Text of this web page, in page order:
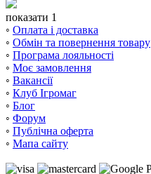
показати 1
◦ Оплата і доставка
◦ Обмін та повернення товару
◦ Програма лояльності
◦ Моє замовлення
◦ Вакансії
◦ Клуб Ігромаг
◦ Блог
◦ Форум
◦ Публічна оферта
◦ Мапа сайту